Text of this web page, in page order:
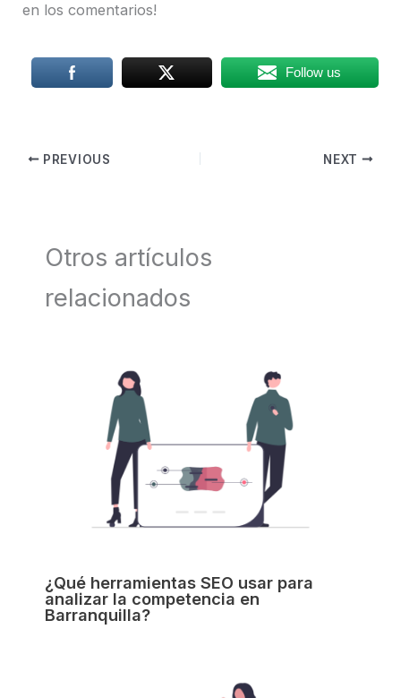
en los comentarios!
Follow us
PREVIOUS NEXT
Otros artículos
relacionados
¿Qué herramientas SEO usar para
analizar la competencia en
Barranquilla?